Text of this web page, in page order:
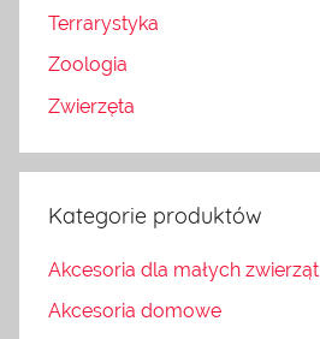
Terrarystyka
Zoologia
Zwierzęta
Kategorie produktów
Akcesoria dla małych zwierząt
Akcesoria domowe